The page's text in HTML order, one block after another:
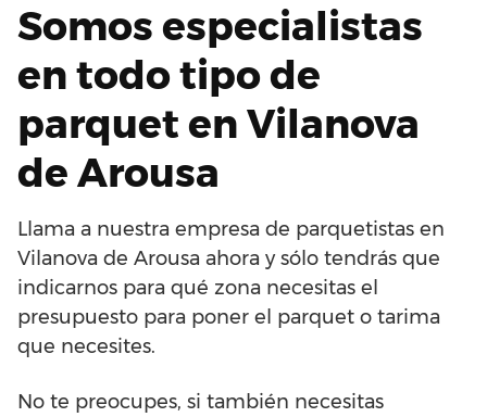
Somos especialistas
en todo tipo de
parquet en Vilanova
de Arousa
Llama a nuestra empresa de parquetistas en
Vilanova de Arousa ahora y sólo tendrás que
indicarnos para qué zona necesitas el
presupuesto para poner el parquet o tarima
que necesites.
No te preocupes, si también necesitas